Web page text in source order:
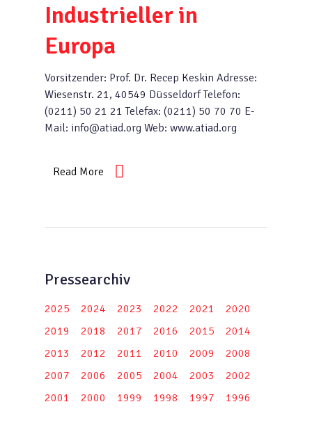
Industrieller in
Europa
Vorsitzender: Prof. Dr. Recep Keskin Adresse:
Wiesenstr. 21, 40549 Düsseldorf Telefon:
(0211) 50 21 21 Telefax: (0211) 50 70 70 E-
Mail: info@atiad.org Web: www.atiad.org
Read More
Pressearchiv
2025 2024 2023 2022 2021
2020
2019
2018 2017 2016 2015
2014
2013
2012 2011 2010 2009
2008
2007
2006 2005 2004 2003
2002
2001
2000 1999 1998 1997 1996